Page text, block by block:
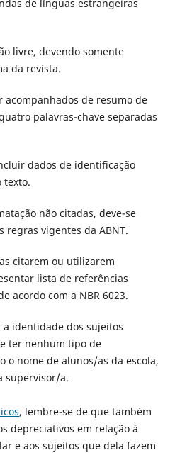
de línguas estrangeiras
livre, devendo somente
da revista.
acompanhados de resumo de
palavras-chave separadas
dados de identificação
texto.
não citadas, deve-se
vigentes da ABNT.
citarem ou utilizarem
lista de referências
acordo com a NBR 6023.
identidade dos sujeitos
ter nenhum tipo de
o nome de alunos/as da escola,
supervisor/a.
, lembre-se de que também
depreciativos em relação à
e aos sujeitos que dela fazem